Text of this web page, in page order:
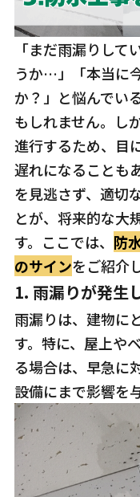
「まだ雨漏りし
うか…」「本当に
か？」と悩んでい
もしれません。し
進行するため、目
遅れになることも
を見逃さず、適切
とが、将来的な大
す。ここでは、 防
のサインをご紹介
1. 雨漏りが発生
雨漏りは、建物に
す。特に、屋上や
る場合は、早急に
設備にまで影響を